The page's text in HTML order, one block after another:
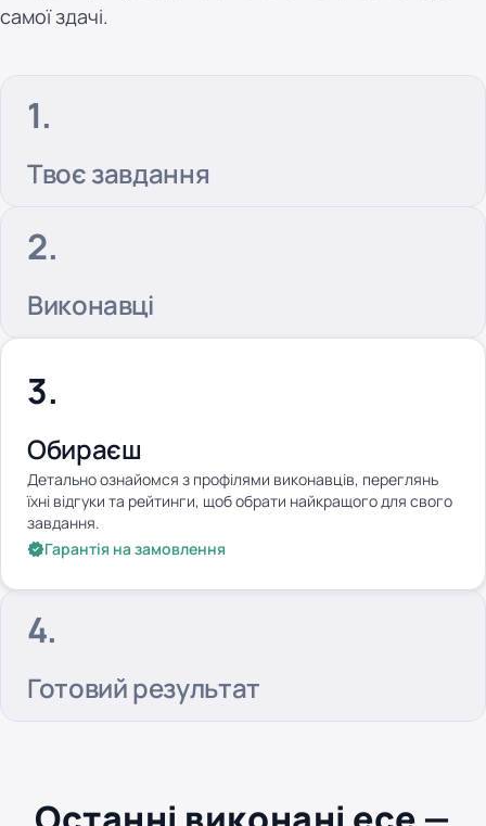
самої здачі.
Твоє завдання
Виконавці
Обираєш
Детально ознайомся з профілями виконавців, переглянь
їхні відгуки та рейтинги, щоб обрати найкращого для свого
завдання.
Гарантія на замовлення
Готовий результат